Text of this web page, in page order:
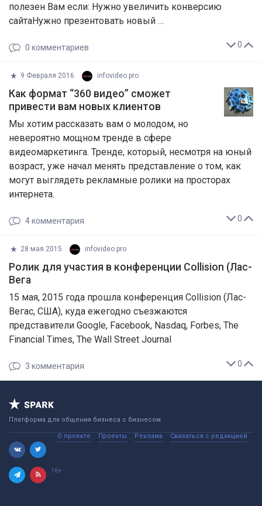
полезен Вам если: Нужно увеличить конверсию
сайтаНужно презентовать новый …
0
0 комментариев
9 Февраля 2016 infovideo.pro
Как формат “360 видео” сможет
привести вам новых клиентов
Мы хотим рассказать вам о молодом, но
невероятно мощном тренде в сфере
видеомаркетинга. Тренде, который, несмотря на юный
возраст, уже начал менять представление о том, как
могут выглядеть рекламные ролики на просторах
интернета.
0
4комментария
28 мая 2015 infovideo.pro
Ролик для участия в конференции Collision (Лас-
Вега
15 мая, 2015 года прошла конференция Collision (Лас-
Вегас, США), куда ежегодно съезжаются
представители Google, Facebook, Nasdaq, Forbes, The
Financial Times, The Wall Street Journal
0
3 комментария
Платформа для общения бизнеса с бизнесом
О проекте Проекты Реклама Связаться с редакцией
16+